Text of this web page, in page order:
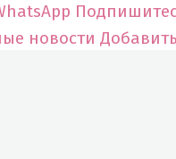
новости Добавить